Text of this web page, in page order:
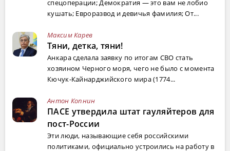
спецоперации; Демократия — это вам не лобио
кушать; Евроразвод и девичья фамилия; От...
Максим Карев
Тяни, детка, тяни!
Анкара сделала заявку по итогам СВО стать
хозяином Черного моря, чего не было с момента
Кючук-Кайнарджийского мира (1774...
Антон Копнин
ПАСЕ утвердила штат гауляйтеров для
пост-России
Эти люди, называющие себя российскими
политиками, официально устроились на работу в